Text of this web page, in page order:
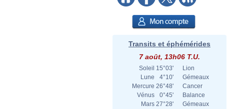
Transits et éphémérides
7 août, 13h06 T.U.
Soleil 15°03'
Lion
Lune
4°10'
Gémeaux
Mercure 26°48'
Cancer
Vénus
0°45'
Balance
Mars 27°28'
Gémeaux